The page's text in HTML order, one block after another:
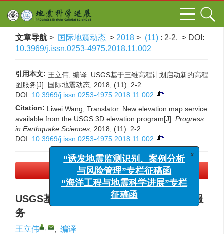
文章导航 > 国际地震动态 > 2018 > (11) : 2-2. > DOI:
10.3969/j.issn.0253-4975.2018.11.002
引用本文: 王立伟, 编译. USGS基于三维高程计划启动新的高程
图服务[J]. 国际地震动态, 2018, (11): 2-2.
DOI: 10.3969/j.issn.0253-4975.2018.11.002
Citation: Liwei Wang, Translator. New elevation map service
available from the USGS 3D elevation program[J]. Progress
in Earthquake Sciences , 2018, (11): 2-2.
DOI: 10.3969/j.issn.0253-4975.2018.11.002
PDF下载(188 KB)
USGS基于三维高程计划启动新的高程图服
务
王立伟 , , 编译
x
“诱发地震监测识别、案例分析
与风险管理”专栏征稿函
“海洋工程与地震科学进展”专栏
征稿函